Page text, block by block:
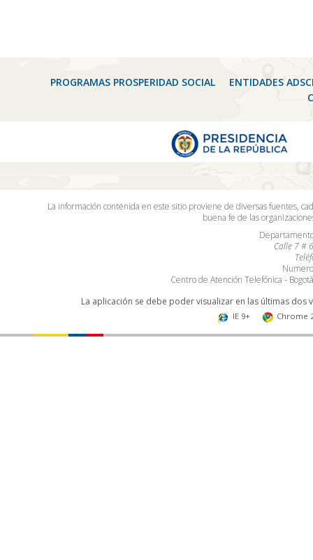
PROGRAMAS PROSPERIDAD SOCIAL
ENTIDADES
La información contenida en este sitio proviene de diversas fuentes,
buena fe de las
Calle 7 #
Centro de Atención Telefónica -
La aplicación se debe poder visualizar en las últimas
IE 9+ Chrome